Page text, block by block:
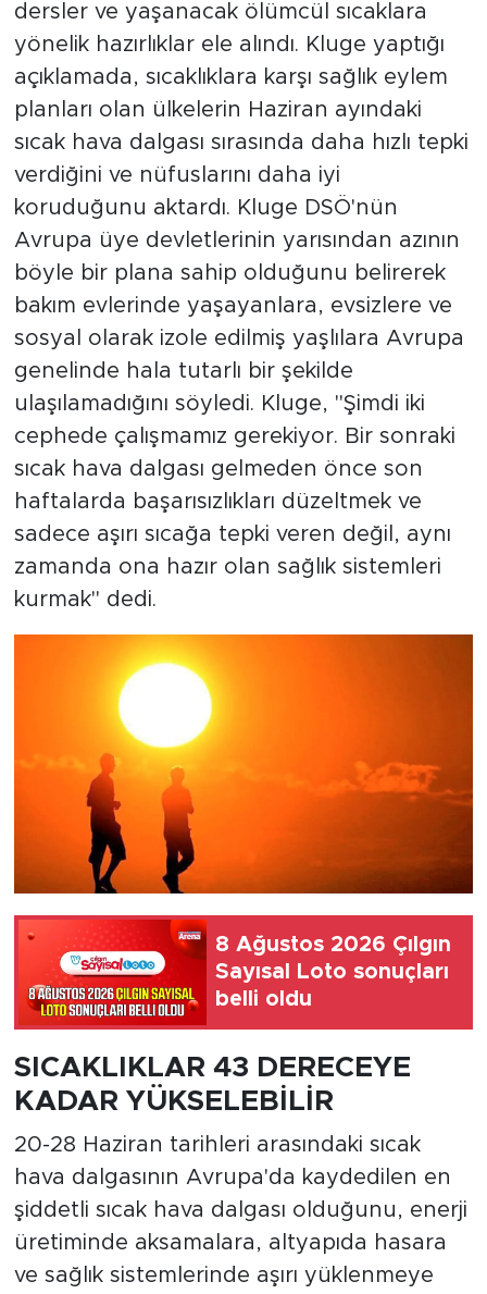
dersler ve yaşanacak ölümcül sıcaklara
yönelik hazırlıklar ele alındı. Kluge yaptığı
açıklamada, sıcaklıklara karşı sağlık eylem
planları olan ülkelerin Haziran ayındaki
sıcak hava dalgası sırasında daha hızlı tepki
verdiğini ve nüfuslarını daha iyi
koruduğunu aktardı. Kluge DSÖ'nün
Avrupa üye devletlerinin yarısından azının
böyle bir plana sahip olduğunu belirerek
bakım evlerinde yaşayanlara, evsizlere ve
sosyal olarak izole edilmiş yaşlılara Avrupa
genelinde hala tutarlı bir şekilde
ulaşılamadığını söyledi. Kluge, "Şimdi iki
cephede çalışmamız gerekiyor. Bir sonraki
sıcak hava dalgası gelmeden önce son
haftalarda başarısızlıkları düzeltmek ve
sadece aşırı sıcağa tepki veren değil, aynı
zamanda ona hazır olan sağlık sistemleri
kurmak" dedi.
8 Ağustos 2026 Çılgın
Sayısal Loto sonuçları
belli oldu
SICAKLIKLAR 43 DERECEYE
KADAR YÜKSELEBİLİR
20-28 Haziran tarihleri arasındaki sıcak
hava dalgasının Avrupa'da kaydedilen en
şiddetli sıcak hava dalgası olduğunu, enerji
üretiminde aksamalara, altyapıda hasara
ve sağlık sistemlerinde aşırı yüklenmeye